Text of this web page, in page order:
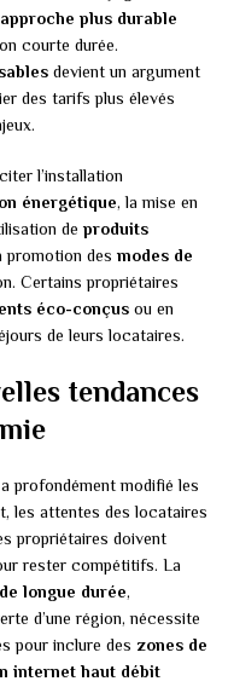
approche plus durable
courte durée.
devient un argument
des tarifs plus élevés
l’installation
énergétique, la mise en
de produits
promotion des modes de
Certains propriétaires
éco-conçus ou en
de leurs locataires.
tendances
a profondément modifié les
les attentes des locataires
propriétaires doivent
rester compétitifs. La
longue durée,
d’une région, nécessite
pour inclure des zones de
internet haut débit